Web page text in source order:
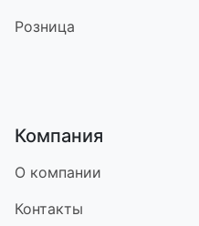
Розница
Компания
О компании
Контакты